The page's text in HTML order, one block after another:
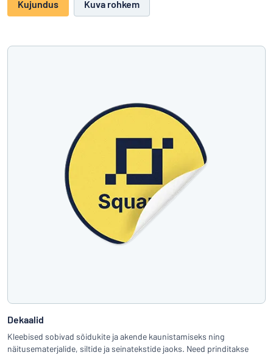
Kujundus Kuva rohkem
Dekaalid
Kleebised sobivad sõidukite ja akende kaunistamiseks ning
näitusematerjalide, siltide ja seinatekstide jaoks. Need prinditakse